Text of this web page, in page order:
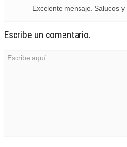
Excelente mensaje. Saludos
Escribe un comentario.